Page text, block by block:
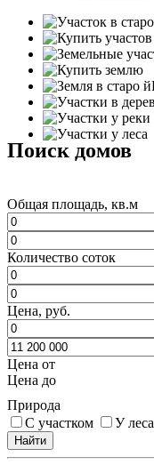
Поиск домов
Общая площадь, кв.м
Количество соток
Цена, руб.
Цена от
Цена до
Природа
С участком
У леса